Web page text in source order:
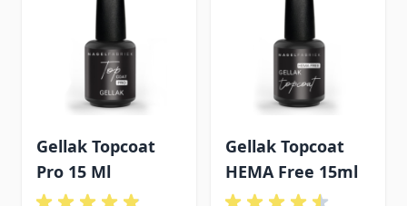
Gellak Topcoat
Pro 15 Ml
Gellak Topcoat
HEMA Free 15ml